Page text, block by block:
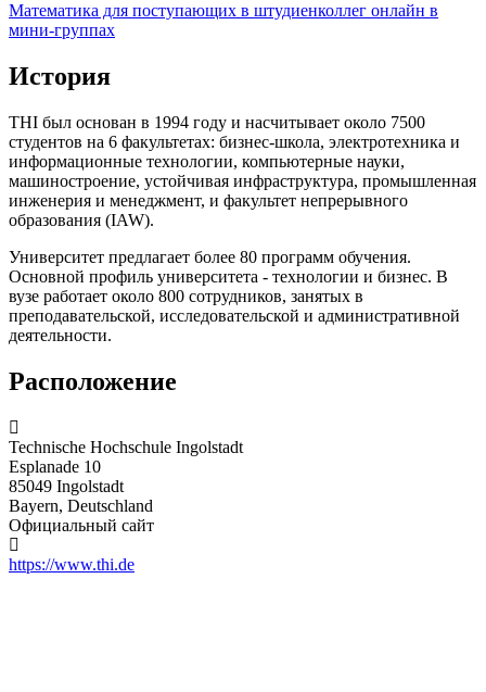
Математика для поступающих в штудиенколлег онлайн в
мини-группах
История
THI был основан в 1994 году и насчитывает около 7500
студентов на 6 факультетах: бизнес-школа, электротехника и
информационные технологии, компьютерные науки,
машиностроение, устойчивая инфраструктура, промышленная
инженерия и менеджмент, и факультет непрерывного
образования (IAW).
Университет предлагает более 80 программ обучения.
Основной профиль университета - технологии и бизнес. В
вузе работает около 800 сотрудников, занятых в
преподавательской, исследовательской и административной
деятельности.
Расположение
Technische Hochschule Ingolstadt
Esplanade 10
85049 Ingolstadt
Bayern, Deutschland
Официальный сайт
https://www.thi.de